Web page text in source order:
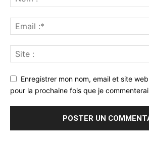
Enregistrer mon nom, email et site
pour la prochaine fois que je